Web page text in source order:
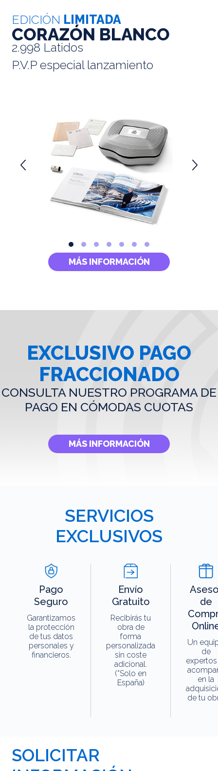
EDICIÓN LIMITADA
CORAZÓN BLANCO
2.998 Latidos
P.V.P especial lanzamiento
MÁS INFORMACIÓN
EXCLUSIVO PAGO
FRACCIONADO
CONSULTA NUESTRO PROGRAMA DE
PAGO EN CÓMODAS CUOTAS
MÁS INFORMACIÓN
SERVICIOS
EXCLUSIVOS
Pago
Seguro
Garantizamos
la protección
de tus datos
personales y
financieros.
Envío
Gratuito
Recibirás tu
obra de
forma
personalizada
sin coste
adicional.
(*Solo en
España)
de
Un
de
en la
de tu
SOLICITAR